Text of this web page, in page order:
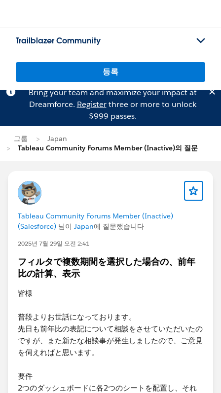
Trailblazer Community
등록
Bring your team and maximize your impact at
Dreamforce. Registerthree or more to unlock
$999 passes.
그룹
Japan
Tableau Community Forums Member (Inactive)의 질문
Tableau Community Forums Member (Inactive)
(Salesforce) 님이 Japan에 질문했습니다
2025년 7월 29일 오전 2:41
フィルタで複数期間を選択した場合の、前年
比の計算、表示
皆様
普段よりお世話になっております。
先日も前年比の表記について相談をさせていただいたの
ですが、また新たな相談事が発生しましたので、ご意見
を伺えればと思います。
要件
2つのダッシュボードに各2つのシートを配置し、それ